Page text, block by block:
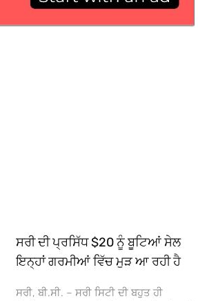
ਸਰੀ ਦੀ ਪ੍ਰਸਿੱਧ $20 ਨੂੰ ਬੂਟਿਆਂ ਸੇਲ
ਇਨ੍ਹਾਂ ਗਰਮੀਆਂ ਵਿੱਚ ਮੁੜ ਆ ਰਹੀ ਹੈ
ਸਰੀ, ਬੀ.ਸੀ. – ਸਰੀ ਸਿਟੀ ਦੀ ਬਹੁਤ ਹੀ